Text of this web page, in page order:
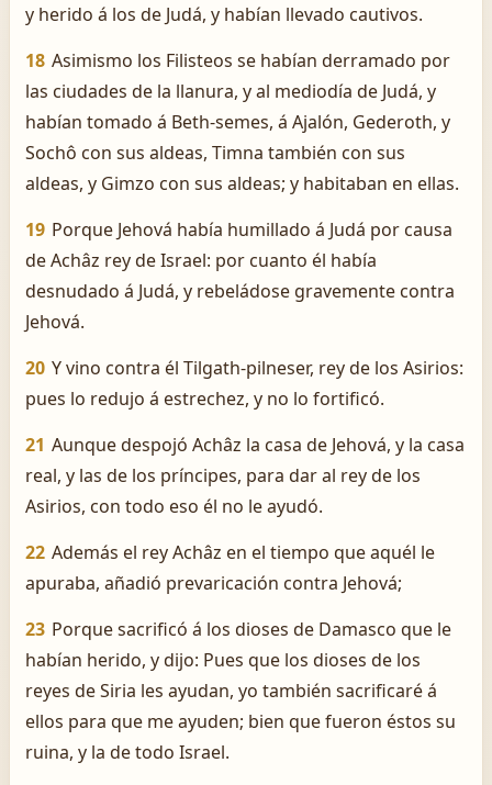
y herido á los de Judá, y habían llevado cautivos.
18 Asimismo los Filisteos se habían derramado por
las ciudades de la llanura, y al mediodía de Judá, y
habían tomado á Beth-semes, á Ajalón, Gederoth, y
Sochô con sus aldeas, Timna también con sus
aldeas, y Gimzo con sus aldeas; y habitaban en ellas.
19 Porque Jehová había humillado á Judá por causa
de Achâz rey de Israel: por cuanto él había
desnudado á Judá, y rebeládose gravemente contra
Jehová.
20 Y vino contra él Tilgath-pilneser, rey de los Asirios:
pues lo redujo á estrechez, y no lo fortificó.
21 Aunque despojó Achâz la casa de Jehová, y la casa
real, y las de los príncipes, para dar al rey de los
Asirios, con todo eso él no le ayudó.
22 Además el rey Achâz en el tiempo que aquél le
apuraba, añadió prevaricación contra Jehová;
23 Porque sacrificó á los dioses de Damasco que le
habían herido, y dijo: Pues que los dioses de los
reyes de Siria les ayudan, yo también sacrificaré á
ellos para que me ayuden; bien que fueron éstos su
ruina, y la de todo Israel.